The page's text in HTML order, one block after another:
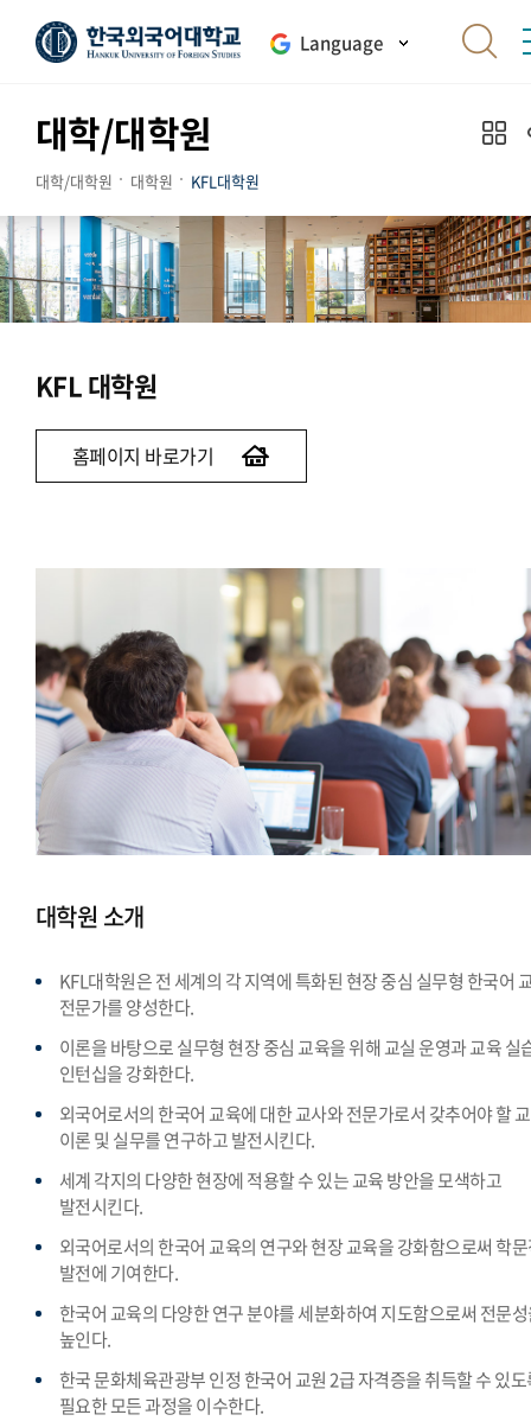
Language
대학/대학원
대학/대학원 대학원 KFL대학원
KFL 대학원
홈페이지 바로가기
대학원 소개
KFL대학원은 전 세계의 각 지역에 특화된 현장 중심 실무형 한국어
전문가를 양성한다.
이론을 바탕으로 실무형 현장 중심 교육을 위해 교실 운영과 교육 실
인턴십을 강화한다.
외국어로서의 한국어 교육에 대한 교사와 전문가로서 갖추어야 할
이론 및 실무를 연구하고 발전시킨다.
세계 각지의 다양한 현장에 적용할 수 있는 교육 방안을 모색하고
발전시킨다.
외국어로서의 한국어 교육의 연구와 현장 교육을 강화함으로써 학
발전에 기여한다.
한국어 교육의 다양한 연구 분야를 세분화하여 지도함으로써 전문
높인다.
한국 문화체육관광부 인정 한국어 교원 2급 자격증을 취득할 수 있
필요한 모든 과정을 이수한다.